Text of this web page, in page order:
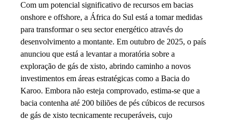
Com um potencial significativo de recursos em bacias
onshore e offshore, a África do Sul está a tomar medidas
para transformar o seu sector energético através do
desenvolvimento a montante. Em outubro de 2025, o país
anunciou que está a levantar a moratória sobre a
exploração de gás de xisto, abrindo caminho a novos
investimentos em áreas estratégicas como a Bacia do
Karoo. Embora não esteja comprovado, estima-se que a
bacia contenha até 200 biliões de pés cúbicos de recursos
de gás de xisto tecnicamente recuperáveis, cujo